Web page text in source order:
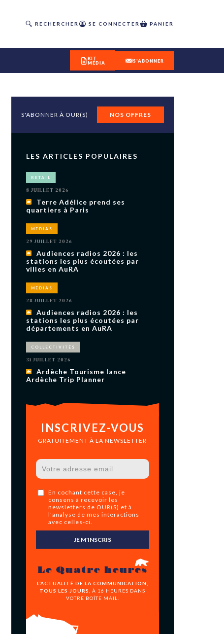
RECHERCHER SE CONNECTER PANIER
cinéma.
sur
ACHETER LE NUMÉRO
M’ABONNER À OURSCOM PENDANT
KIT
MÉDIA
S'ABONNER
S'ABONNER À OUR(S) NOS OFFRES
LES ARTICLES POPULAIRES
RETAIL
8 JUILLET 2026
Terre Adélice prend ses
quartiers à Paris
MÉDIAS
29 JUILLET 2026
Audiences radios 2026 : les
stations les plus écoutées par
villes en AuRA
MÉDIAS
28 JUILLET 2026
Audiences radios 2026 : les
stations les plus écoutées par
départements en AuRA
COLLECTIVITÉS
31 JUILLET 2026
Ardèche Tourisme lance
Ardèche Trip Planner
INSCRIVEZ-VOUS
GRATUITEMENT À LA NEWSLETTER
En cochant cette case, je
consens à recevoir les
newsletters de OUR(S) et à
l'analyse de mes interactions
avec celles-ci.
JE M'INSCRIS
Le Quatre heures
L’ACTUALITÉ DE LA COMMUNICATION,
TOUS LES JOURS,
À 16 HEURES DANS
VOTRE BOÎTE MAIL.